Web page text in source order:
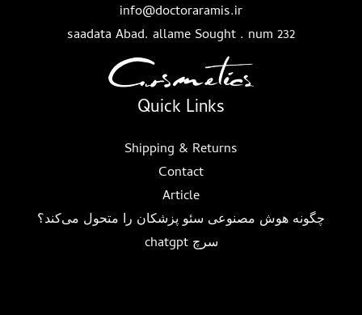
info@doctoraramis.ir
saadata Abad. allame Sought . num 232
Quick Links
Shipping & Returns
Contact
Article
چگونه هوش مصنوعی سئو پزشکان را متحول می‌کند؟
سرچ chatgpt